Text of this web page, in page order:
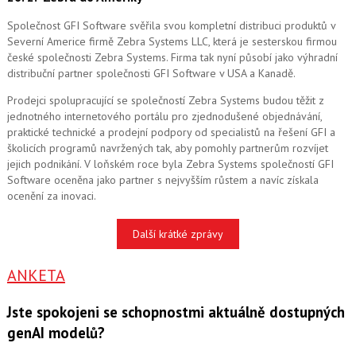
Společnost GFI Software svěřila svou kompletní distribuci produktů v
Severní Americe firmě Zebra Systems LLC, která je sesterskou firmou
české společnosti Zebra Systems. Firma tak nyní působí jako výhradní
distribuční partner společnosti GFI Software v USA a Kanadě.
Prodejci spolupracující se společností Zebra Systems budou těžit z
jednotného internetového portálu pro zjednodušené objednávání,
praktické technické a prodejní podpory od specialistů na řešení GFI a
školicích programů navržených tak, aby pomohly partnerům rozvíjet
jejich podnikání. V loňském roce byla Zebra Systems společností GFI
Software oceněna jako partner s nejvyšším růstem a navíc získala
ocenění za inovaci.
Další krátké zprávy
ANKETA
Jste spokojeni se schopnostmi aktuálně dostupných
genAI modelů?